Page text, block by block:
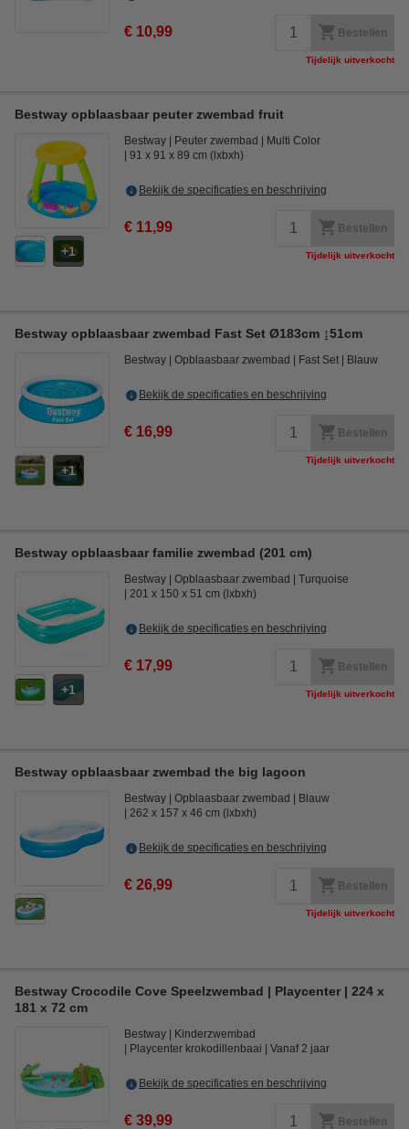
€ 10,99 Bestellen
Tijdelijk uitverkocht
Bestway opblaasbaar peuter zwembad fruit
1
Bestway Peuter zwembad
Multi Color
91 x 91 x 89 cm (lxbxh)
Bekijk de specificaties en beschrijving
€ 11,99 Bestellen
Tijdelijk uitverkocht
Bestway opblaasbaar zwembad Fast Set Ø183cm ↨51cm
1
Bestway Opblaasbaar zwembad Fast Set Blauw
Bekijk de specificaties en beschrijving
€ 16,99 Bestellen
Tijdelijk uitverkocht
Bestway opblaasbaar familie zwembad (201 cm)
1
Bestway Opblaasbaar zwembad
Turquoise
201 x 150 x 51 cm (lxbxh)
Bekijk de specificaties en beschrijving
€ 17,99 Bestellen
Tijdelijk uitverkocht
Bestway opblaasbaar zwembad the big lagoon
Bestway Opblaasbaar zwembad
Blauw
262 x 157 x 46 cm (lxbxh)
Bekijk de specificaties en beschrijving
€ 26,99 Bestellen
Tijdelijk uitverkocht
Bestway Crocodile Cove Speelzwembad | Playcenter | 224 x
181 x 72 cm
Bestway
Kinderzwembad
Playcenter krokodillenbaai
Vanaf 2 jaar
Bekijk de specificaties en beschrijving
€ 39,99 Bestellen